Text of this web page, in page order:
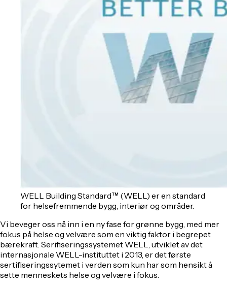
WELL Building Standard™ (WELL) er en standard
for helsefremmende bygg, interiør og områder.
Vi beveger oss nå inn i en ny fase for grønne bygg, med mer
fokus på helse og velvære som en viktig faktor i begrepet
bærekraft. Serifiseringssystemet WELL, utviklet av det
internasjonale WELL-instituttet i 2013, er det første
sertifiseringssytemet i verden som kun har som hensikt å
sette menneskets helse og velvære i fokus.